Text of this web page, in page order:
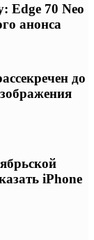
Edge 70 Neo
анонса
до
iPhone